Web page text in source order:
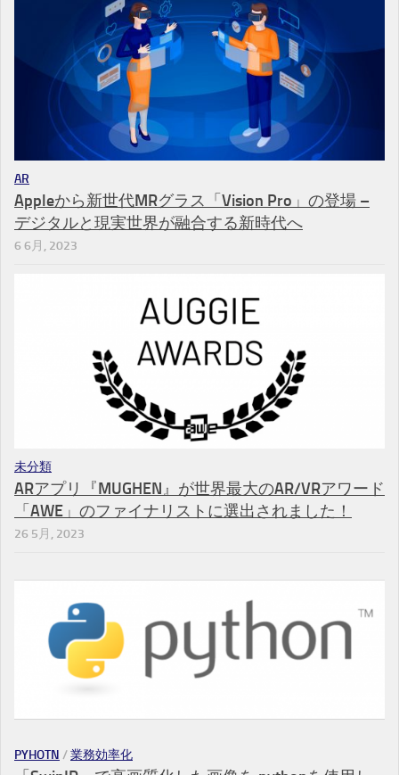
AR
Appleから新世代MRグラス「Vision Pro」の登場 –
デジタルと現実世界が融合する新時代へ
6 6月, 2023
未分類
ARアプリ『MUGHEN』が世界最大のAR/VRアワード
「AWE」のファイナリストに選出されました！
26 5月, 2023
PYHOTN /業務効率化